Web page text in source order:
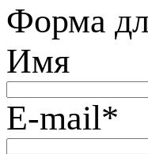
Форма
Имя
E-mail*